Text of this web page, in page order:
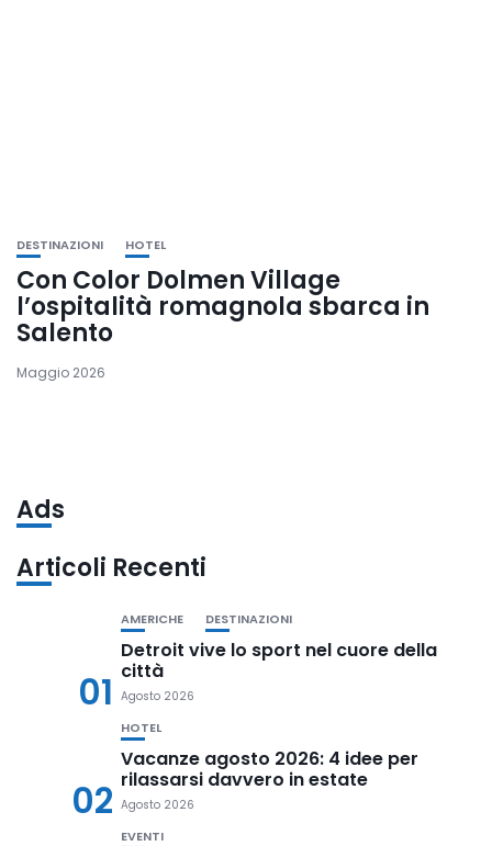
DESTINAZIONI HOTEL
Con Color Dolmen Village
l’ospitalità romagnola sbarca in
Salento
Maggio 2026
Ads
Articoli Recenti
01
AMERICHE DESTINAZIONI
Detroit vive lo sport nel cuore della
città
Agosto 2026
02
HOTEL
Vacanze agosto 2026: 4 idee per
rilassarsi davvero in estate
Agosto 2026
EVENTI